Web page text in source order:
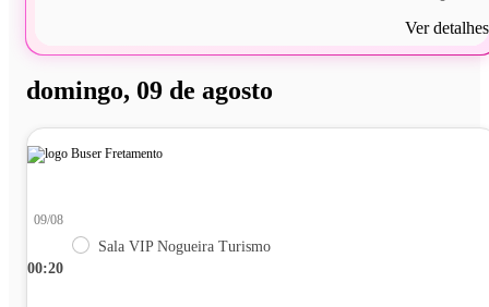
Ver detalhes
domingo, 09 de agosto
00:20
09/08
Sala VIP Nogueira Turismo